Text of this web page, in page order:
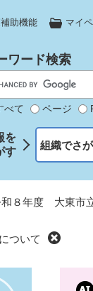
助機能 マイ
ワード検索
べて ページ
を
す
組織でさ
８年度 大東市
ついて